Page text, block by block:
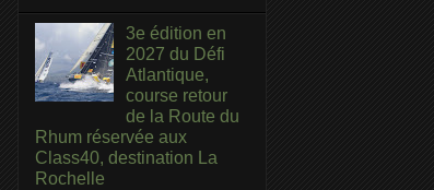
3e édition en
2027 du Défi
Atlantique,
course retour
de la Route du
Rhum réservée aux
Class40, destination La
Rochelle